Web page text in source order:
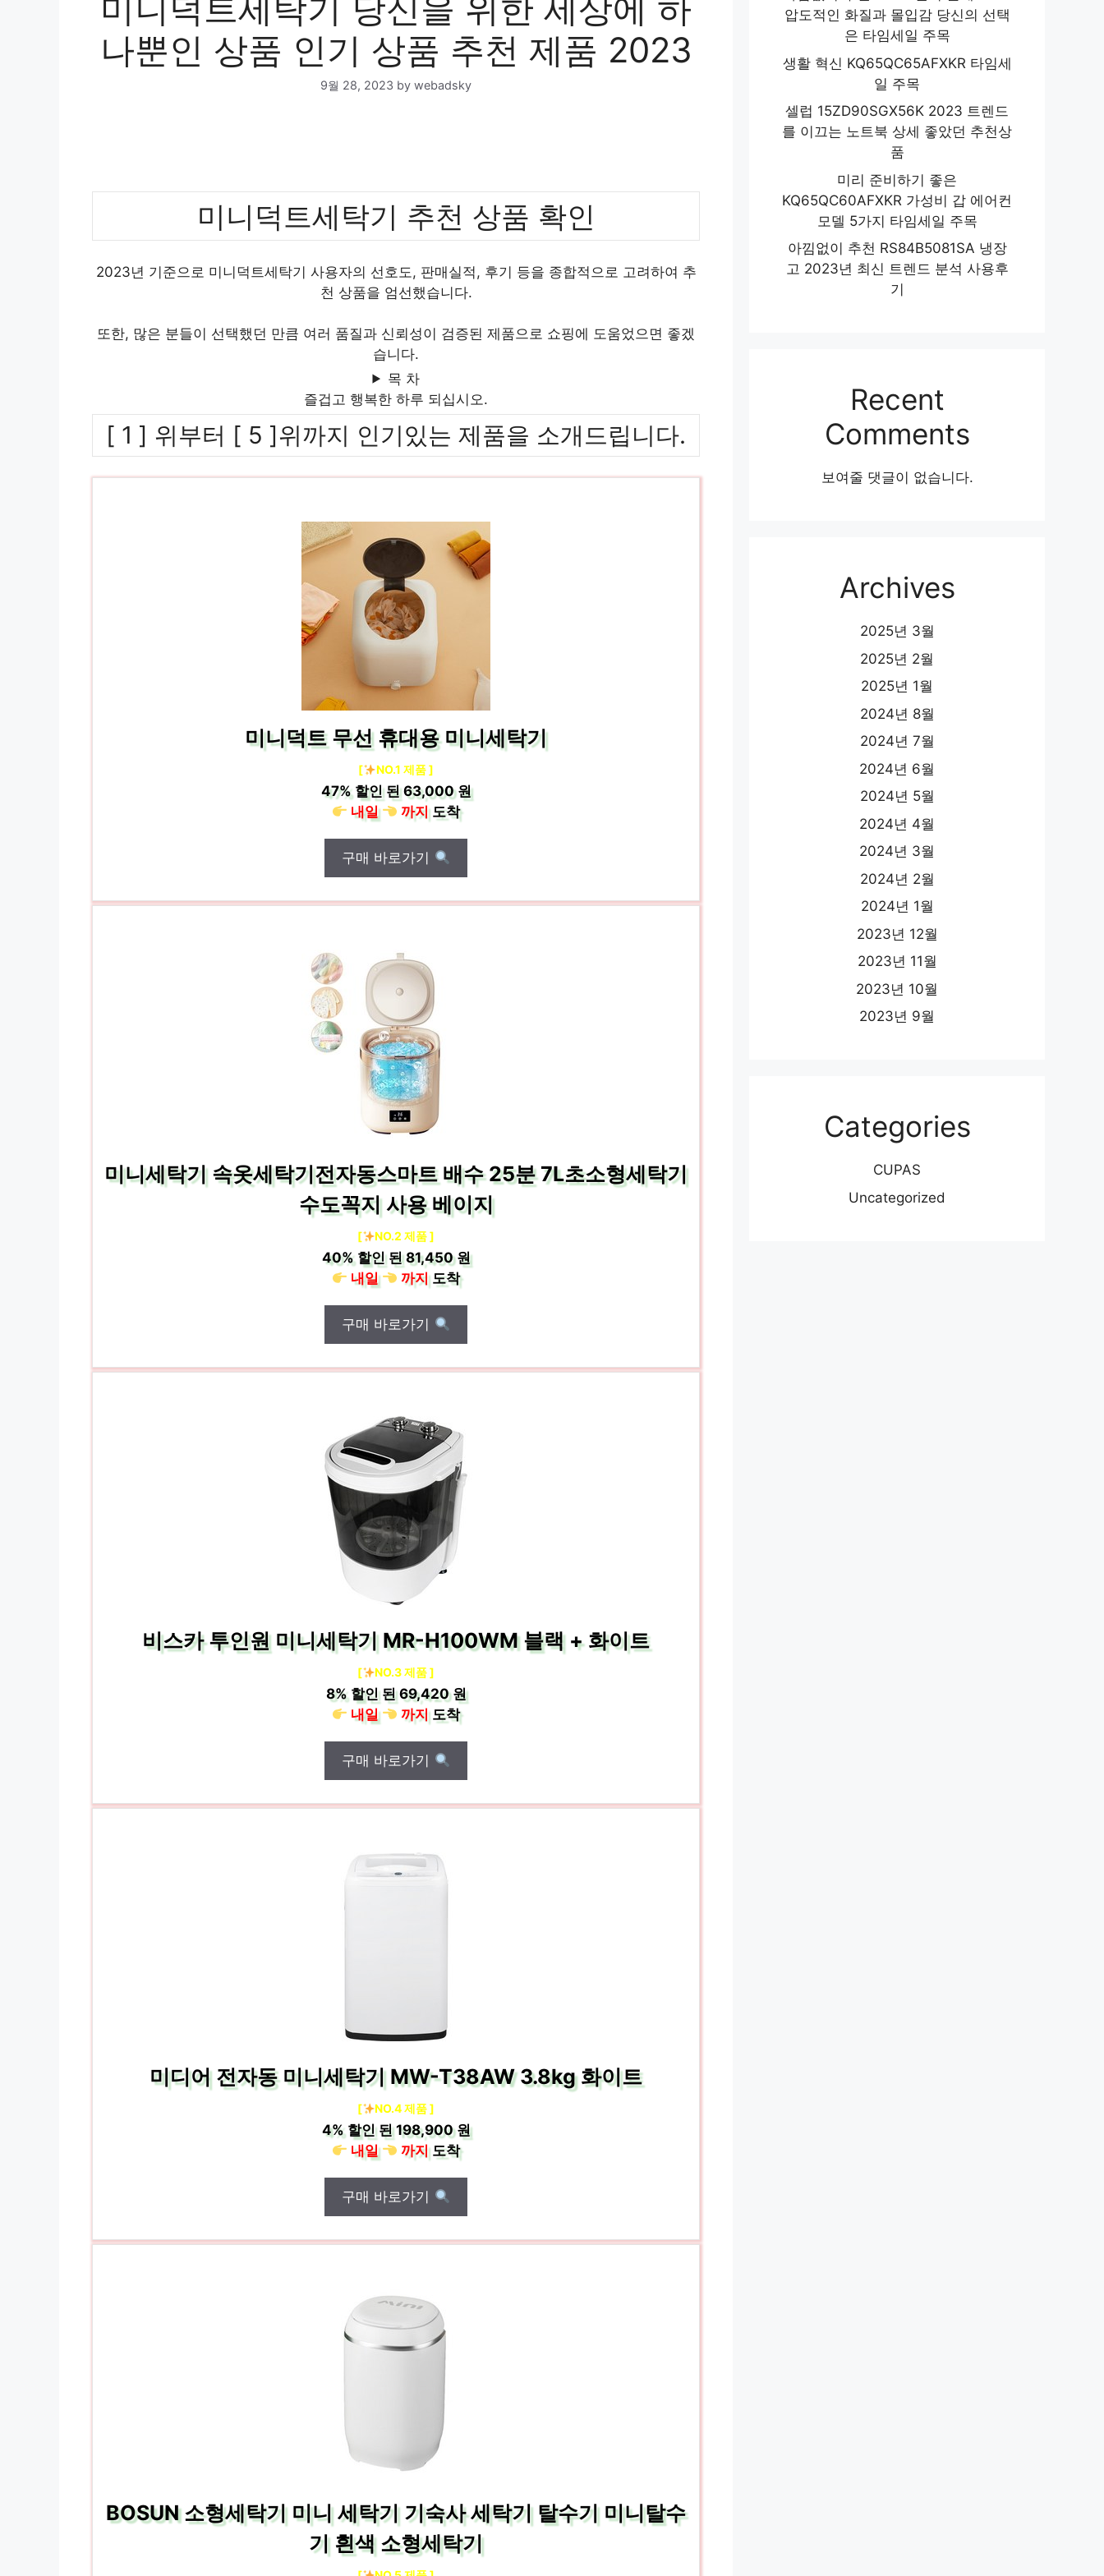
미니덕트세탁기 당신을 위한 세상에 하
나뿐인 상품 인기 상품 추천 제품 2023
9월 28, 2023 by webadsky
미니덕트세탁기 추천 상품 확인
2023년 기준으로 미니덕트세탁기 사용자의 선호도, 판매실적, 후기 등을 종합적으로 고려하여 추
천 상품을 엄선했습니다.
또한, 많은 분들이 선택했던 만큼 여러 품질과 신뢰성이 검증된 제품으로 쇼핑에 도움었으면 좋겠
습니다.
목 차
즐겁고 행복한 하루 되십시오.
[ 1 ] 위부터 [ 5 ]위까지 인기있는 제품을 소개드립니다.
미니덕트 무선 휴대용 미니세탁기
[ NO.1 제품 ]
47%할인 된63,000 원
내일
까지도착
구매 바로가기
미니세탁기 속옷세탁기전자동스마트 배수 25분 7L초소형세탁기
수도꼭지 사용 베이지
[ NO.2 제품 ]
40%할인 된81,450 원
내일
까지도착
구매 바로가기
비스카 투인원 미니세탁기 MR-H100WM 블랙 + 화이트
[ NO.3 제품 ]
8%할인 된69,420 원
내일
까지도착
구매 바로가기
미디어 전자동 미니세탁기 MW-T38AW 3.8kg 화이트
[ NO.4 제품 ]
4%할인 된198,900 원
내일
까지도착
구매 바로가기
BOSUN 소형세탁기 미니 세탁기 기숙사 세탁기 탈수기 미니탈수
기 흰색 소형세탁기
압도적인 화질과 몰입감 당신의 선택
은 타임세일 주목
생활 혁신 KQ65QC65AFXKR 타임세
일 주목
셀럽 15ZD90SGX56K 2023 트렌드
를 이끄는 노트북 상세 좋았던 추천상
품
미리 준비하기 좋은
KQ65QC60AFXKR 가성비 갑 에어컨
모델 5가지 타임세일 주목
아낌없이 추천 RS84B5081SA 냉장
고 2023년 최신 트렌드 분석 사용후
기
Recent
Comments
보여줄 댓글이 없습니다.
Archives
2025년 3월
2025년 2월
2025년 1월
2024년 8월
2024년 7월
2024년 6월
2024년 5월
2024년 4월
2024년 3월
2024년 2월
2024년 1월
2023년 12월
2023년 11월
2023년 10월
2023년 9월
Categories
CUPAS
Uncategorized